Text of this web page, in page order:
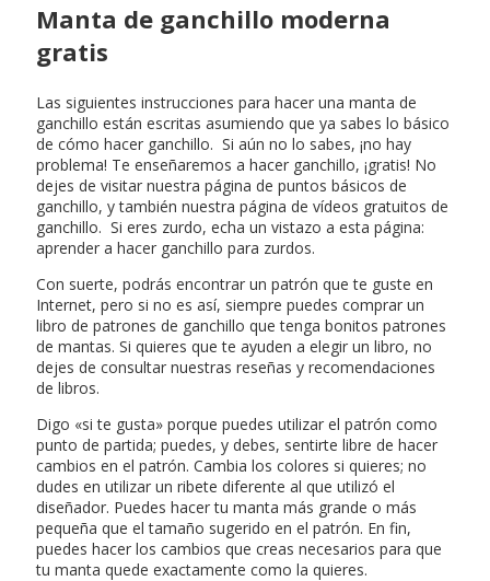
Manta de ganchillo moderna
gratis
Las siguientes instrucciones para hacer una manta de
ganchillo están escritas asumiendo que ya sabes lo básico
de cómo hacer ganchillo. Si aún no lo sabes, ¡no hay
problema! Te enseñaremos a hacer ganchillo, ¡gratis! No
dejes de visitar nuestra página de puntos básicos de
ganchillo, y también nuestra página de vídeos gratuitos de
ganchillo. Si eres zurdo, echa un vistazo a esta página:
aprender a hacer ganchillo para zurdos.
Con suerte, podrás encontrar un patrón que te guste en
Internet, pero si no es así, siempre puedes comprar un
libro de patrones de ganchillo que tenga bonitos patrones
de mantas. Si quieres que te ayuden a elegir un libro, no
dejes de consultar nuestras reseñas y recomendaciones
de libros.
Digo «si te gusta» porque puedes utilizar el patrón como
punto de partida; puedes, y debes, sentirte libre de hacer
cambios en el patrón. Cambia los colores si quieres; no
dudes en utilizar un ribete diferente al que utilizó el
diseñador. Puedes hacer tu manta más grande o más
pequeña que el tamaño sugerido en el patrón. En fin,
puedes hacer los cambios que creas necesarios para que
tu manta quede exactamente como la quieres.